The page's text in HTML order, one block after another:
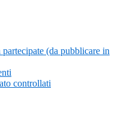
partecipate (da pubblicare in
controllati